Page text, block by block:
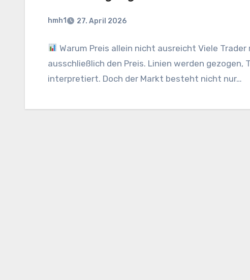
hmh1 27. April 2026
Warum Preis allein nicht ausreicht Viele
ausschließlich den Preis. Linien werden
interpretiert. Doch der Markt besteht nicht nur…